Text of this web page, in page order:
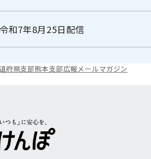
令和7年8月25日配信
府県支部熊本支部広報メールマガジン